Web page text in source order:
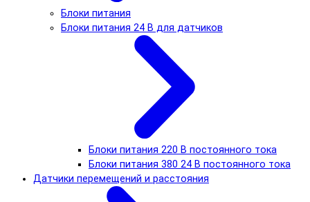
Блоки питания
Блоки питания 24 В для датчиков
Блоки питания 220 В постоянного тока
Блоки питания 380 24 В постоянного тока
Датчики перемещений и расстояния